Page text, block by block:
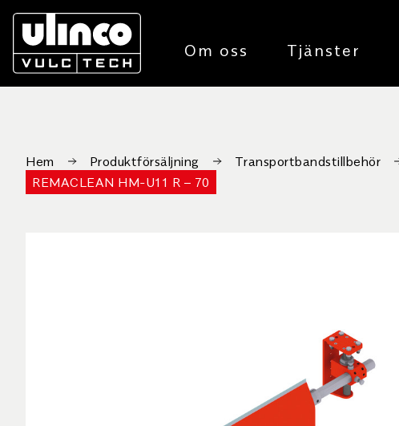
Om oss Tjänster
Hem Produktförsäljning Transportbandstillbehör
REMACLEAN HM-U11 R – 70